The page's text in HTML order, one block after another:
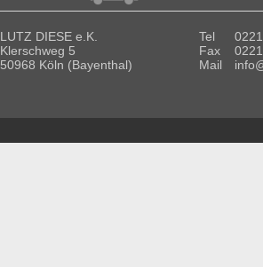
LUTZ DIESE e.K.
Klerschweg 5
50968 Köln (Bayenthal)
Tel
Fax
Mail